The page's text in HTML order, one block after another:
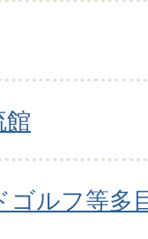
館
ゴルフ等多